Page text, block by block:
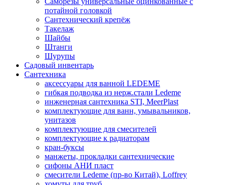
потайной головкой
Сантехнический крепёж
Такелаж
Шайбы
Штанги
Шурупы
Садовый инвентарь
Сантехника
аксессуары для ванной LEDEME
гибкая подводка из нерж.стали Ledeme
инженерная сантехника STI, MeerPlast
комплектующие для ванн, умывальников,
унитазов
комплектующие для смесителей
комплектующие к радиаторам
кран-буксы
манжеты, прокладки сантехнические
сифоны АНИ пласт
смесители Ledeme (пр-во Китай), Loffrey